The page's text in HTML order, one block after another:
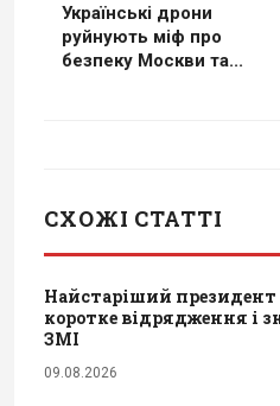
Українські дрони
руйнують міф про
безпеку Москви та...
СХОЖІ СТАТТІ
Найстаріший президент
коротке відрядження і
ЗМІ
09.08.2026